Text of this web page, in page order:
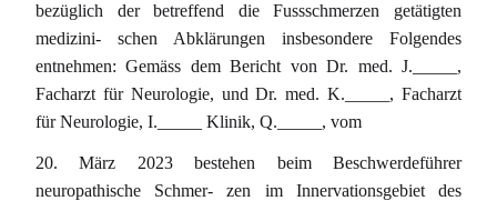
bezüglich der betreffend die Fussschmerzen getätigten
medizini- schen Abklärungen insbesondere Folgendes
entnehmen: Gemäss dem Bericht von Dr. med. J._____,
Facharzt für Neurologie, und Dr. med. K._____, Facharzt
für Neurologie, I._____ Klinik, Q._____, vom
20. März 2023 bestehen beim Beschwerdeführer
neuropathische Schmer- zen im Innervationsgebiet des